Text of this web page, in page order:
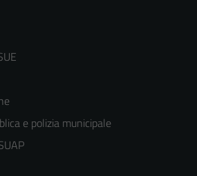
e polizia municipale
Questi cookie